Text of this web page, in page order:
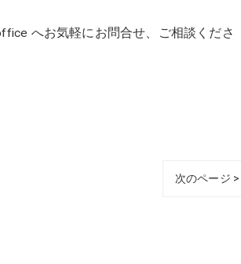
へお気軽にお問合せ、ご相談くださ
次のページ >